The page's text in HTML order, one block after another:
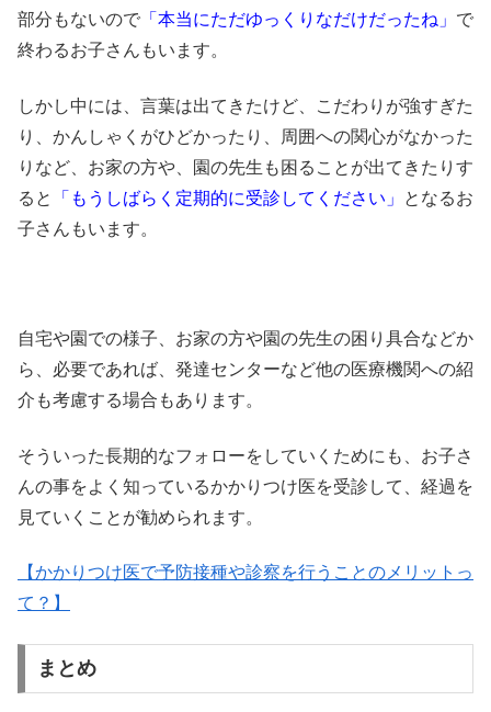
部分もないので 「本当にただゆっくりなだけだったね」 で
終わるお子さんもいます。
しかし中には、言葉は出てきたけど、こだわりが強すぎた
り、かんしゃくがひどかったり、周囲への関心がなかった
りなど、お家の方や、園の先生も困ることが出てきたりす
ると
「もうしばらく定期的に受診してください」
となるお
子さんもいます。
自宅や園での様子、お家の方や園の先生の困り具合などか
ら、必要であれば、発達センターなど他の医療機関への紹
介も考慮する場合もあります。
そういった長期的なフォローをしていくためにも、お子さ
んの事をよく知っているかかりつけ医を受診して、経過を
見ていくことが勧められます。
【かかりつけ医で予防接種や診察を行うことのメリットっ
て？】
まとめ